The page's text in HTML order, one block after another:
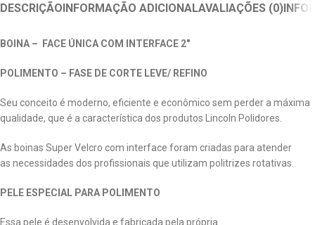
DESCRIÇÃOINFORMAÇÃO ADICIONALAVALIAÇÕES (0)
BOINA – FACE ÚNICA COM INTERFACE 2″
POLIMENTO – FASE DE CORTE LEVE/ REFINO
Seu conceito é moderno, eficiente e econômico sem perder a máxima
qualidade, que é a característica dos produtos Lincoln Polidores.
As boinas Super Velcro com interface foram criadas para atender
as necessidades dos profissionais que utilizam politrizes rotativas.
PELE ESPECIAL PARA POLIMENTO
Essa pele é desenvolvida e fabricada pela própria